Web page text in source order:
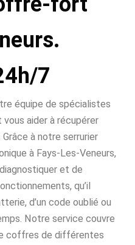
7
équipe de spécialistes
aider à récupérer
Grâce à notre serrurier
à Fays-Les-Veneurs,
et de
qu’il
d’un code oublié ou
Notre service couvre
coffres de différentes